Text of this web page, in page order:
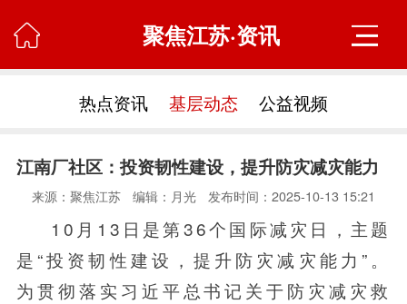
 聚焦江苏·资讯
热点资讯 基层动态 公益视频
江南厂社区：投资韧性建设，提升防灾减灾能力
来源：聚焦江苏 编辑：月光 发布时间：2025-10-13 15:21
10月13日是第36个国际减灾日，主题
是“投资韧性建设，提升防灾减灾能力”。
为贯彻落实习近平总书记关于防灾减灾救